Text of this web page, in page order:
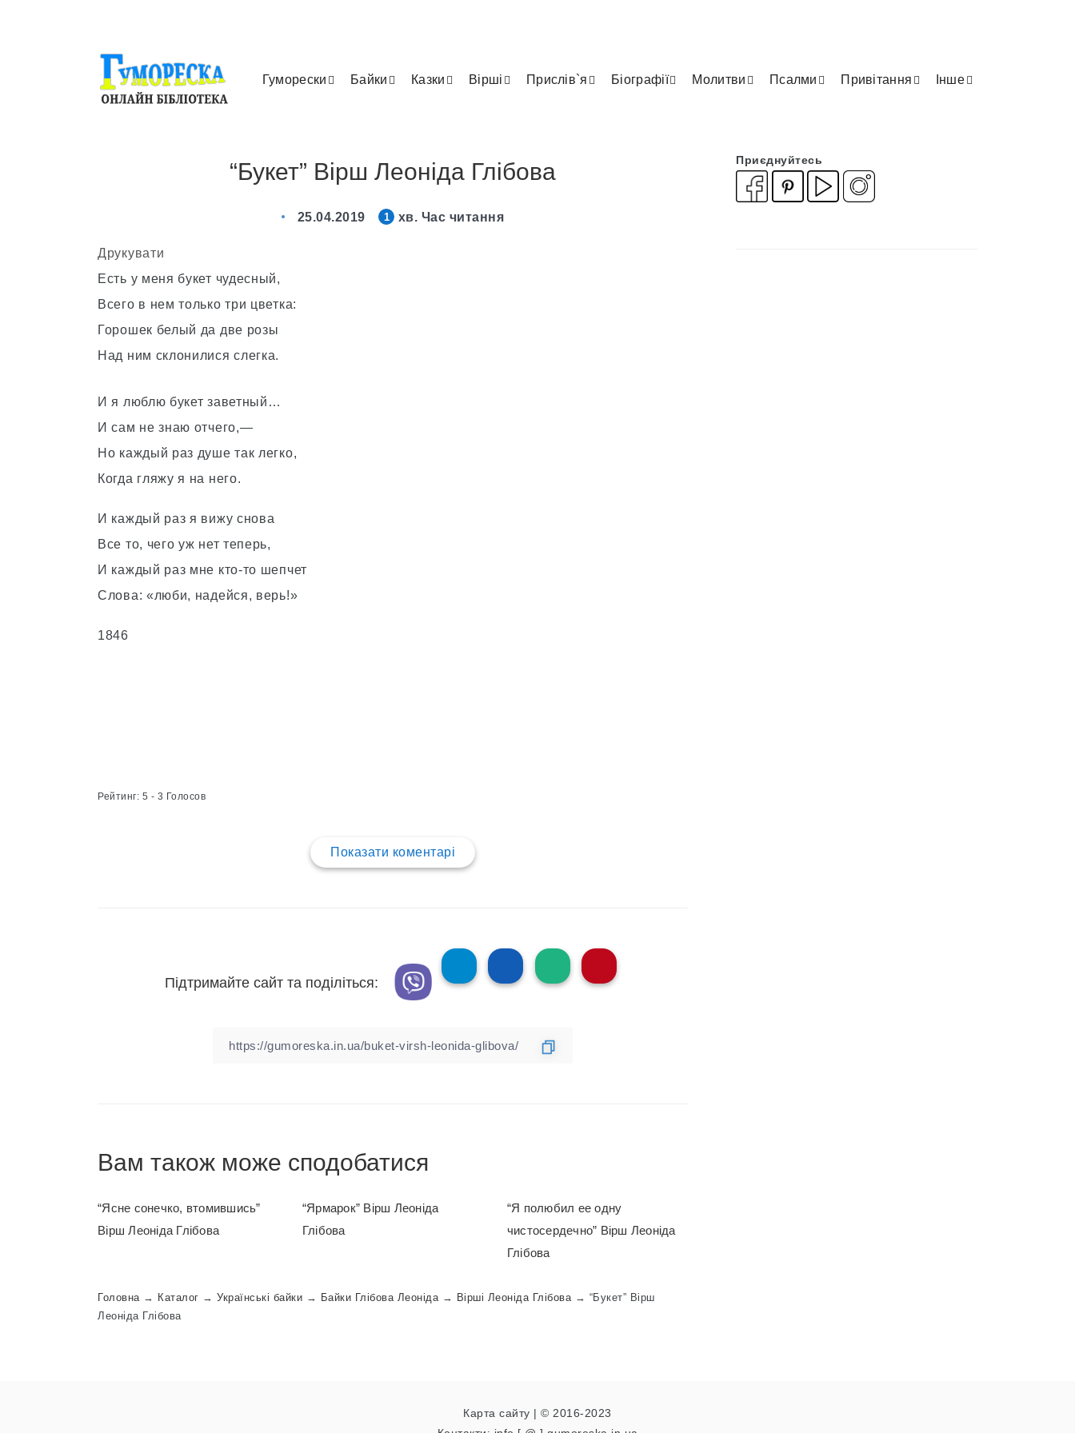
Гуморески Байки Казки Вірші Прислів`я Біографії Молитви Псалми Привітання Інше
“Букет” Вірш Леоніда Глібова
25.04.2019 1 хв. Час читання
Друкувати
Есть у меня букет чудесный,
Всего в нем только три цветка:
Горошек белый да две розы
Над ним склонилися слегка.
И я люблю букет заветный…
И сам не знаю отчего,—
Но каждый раз душе так легко,
Когда гляжу я на него.
И каждый раз я вижу снова
Все то, чего уж нет теперь,
И каждый раз мне кто-то шепчет
Слова: «люби, надейся, верь!»
1846
Рейтинг: 5 - 3 Голосов
Показати коментарі
Підтримайте сайт та поділіться:
Вам також може сподобатися
“Ясне сонечко, втомившись”
Вірш Леоніда Глібова
“Ярмарок” Вірш Леоніда
Глібова
“Я полюбил ее одну
чистосердечно” Вірш Леоніда
Глібова
Головна→ Каталог → Українські байки → Байки Глібова Леоніда→ Вірші Леоніда Глібова→ “Букет” Вірш
Леоніда Глібова
Приєднуйтесь
Карта сайту | © 2016-2023